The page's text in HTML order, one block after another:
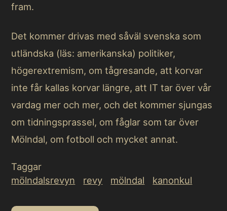
fram.
Det kommer drivas med såväl svenska som
utländska (läs: amerikanska) politiker,
högerextremism, om tågresande, att korvar
inte får kallas korvar längre, att IT tar över vår
vardag mer och mer, och det kommer sjungas
om tidningsprassel, om fåglar som tar över
Mölndal, om fotboll och mycket annat.
Taggar
mölndalsrevyn
revy mölndal kanonkul